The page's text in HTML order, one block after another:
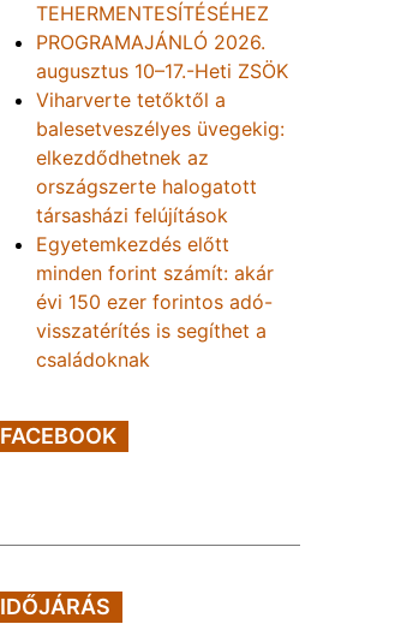
TEHERMENTESÍTÉSÉHEZ
PROGRAMAJÁNLÓ 2026.
augusztus 10–17.-Heti ZSÖK
Viharverte tetőktől a
balesetveszélyes üvegekig:
elkezdődhetnek az
országszerte halogatott
társasházi felújítások
Egyetemkezdés előtt
minden forint számít: akár
évi 150 ezer forintos adó-
visszatérítés is segíthet a
családoknak
FACEBOOK
IDŐJÁRÁS